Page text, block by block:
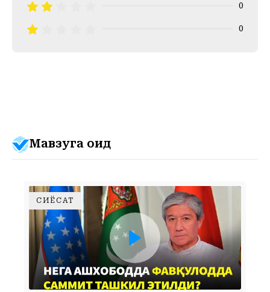
0
0
Мавзуга оид
НЕГА АШХОБОДДА ФАВҚУЛОДДА САММИТ ТАШКИЛ ЭТИЛДИ?СИЁСАТШУНОС ФАРХОД ТОЛИПОВДАН 4 ТА МУҲИМ ФАРАЗ
СИЁСАТ